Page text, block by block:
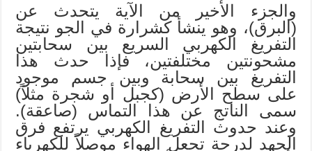
والجزء الأخير من الآية يتحدث عن
(البرق)، وهو ينشأ كشرارة في الجو نتيجة
التفريغ الكهربي السريع بين سحابتين
مشحونتين مختلفتين، فإذا حدث هذا
التفريغ بين سحابة وبين جسم موجود
على سطح الأرض (كجبل أو شجرة مثلاً)
سمى الناتج عن هذا التماس (صاعقة).
وعند حدوث التفريغ الكهربي يرتفع فرق
الجهد لدرجة تجعل الهواء موصلاً للكهرباء